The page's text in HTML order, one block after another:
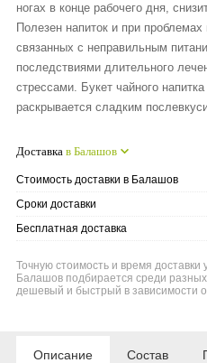
ногах в конце рабочего дня,
Полезен напиток и при
связанных с неправильным
последствиями длительного
стрессами. Букет чайного
раскрывается сладким
Доставка в Балашов
Стоимость доставки в Балашов
Сроки доставки
Бесплатная доставка
Точную стоимость и время доставки
Балашов подбирается среди
дешевый и быстрый в зависимости
Описание Состав